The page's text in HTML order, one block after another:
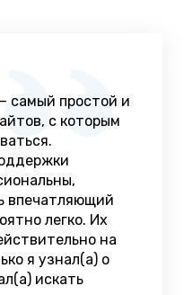
самый простой и
с которым
впечатляющий
легко. Их
на
я узнал(а) о
искать